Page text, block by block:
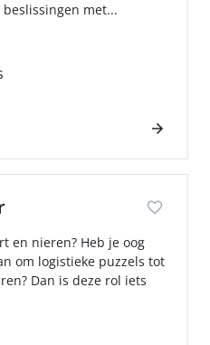
met...
en nieren? Heb je oog
om logistieke puzzels tot
Dan is deze rol iets